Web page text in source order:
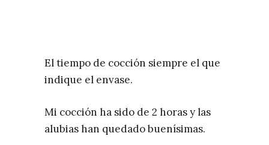
El tiempo de cocción siempre el que
indique el envase.
Mi cocción ha sido de 2 horas y las
alubias han quedado buenísimas.